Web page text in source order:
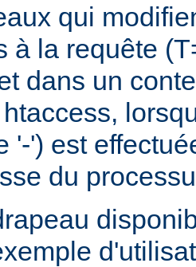
qui
à la requête
dans un
'-') est
du